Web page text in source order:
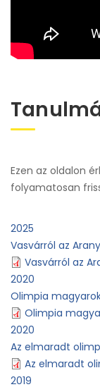
Ezen az oldalon
folyamatosan
2025
Vasvárról az
Vasvárról az
2020
Olimpia
Olimpia
2020
Az elmaradt
Az elmaradt
2019